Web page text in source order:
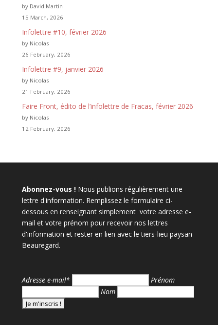
by David Martin
15 March, 2026
Infolettre #10, février 2026
by Nicolas
26 February, 2026
Infolettre #9, janvier 2026
by Nicolas
21 February, 2026
Faire Front, édito de l’infolettre de Fracas, février 2026
by Nicolas
12 February, 2026
Abonnez-vous !Nous publions régulièrement une
lettre d'information. Remplissez le formulaire ci-
dessous en renseignant simplement votre adresse e-
mail et votre prénom pour recevoir nos lettres
d'information et rester en lien avec le tiers-lieu paysan
Beauregard.
Adresse e-mail*
Prénom
Nom